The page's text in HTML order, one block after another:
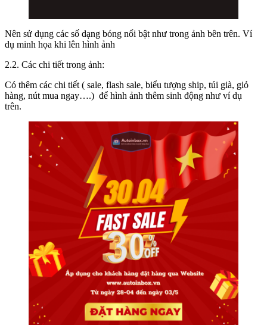
Nên sử dụng các số dạng bóng nổi bật như trong ảnh bên trên. Ví
dụ minh họa khi lên hình ảnh
2.2. Các chi tiết trong ảnh:
Có thêm các chi tiết ( sale, flash sale, biểu tượng ship, túi già, giỏ
hàng, nút mua ngay….) để hình ảnh thêm sinh động như ví dụ
trên.